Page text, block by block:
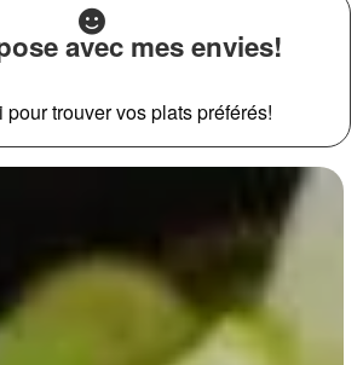
avec mes envies!
trouver vos plats préférés!